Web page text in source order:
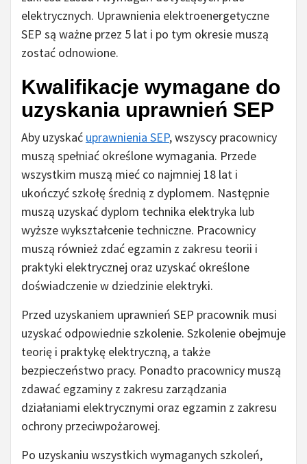
elektrycznych. Uprawnienia elektroenergetyczne
SEP są ważne przez 5 lat i po tym okresie muszą
zostać odnowione.
Kwalifikacje wymagane do
uzyskania uprawnień SEP
Aby uzyskać uprawnienia SEP, wszyscy pracownicy
muszą spełniać określone wymagania. Przede
wszystkim muszą mieć co najmniej 18 lat i
ukończyć szkołę średnią z dyplomem. Następnie
muszą uzyskać dyplom technika elektryka lub
wyższe wykształcenie techniczne. Pracownicy
muszą również zdać egzamin z zakresu teorii i
praktyki elektrycznej oraz uzyskać określone
doświadczenie w dziedzinie elektryki.
Przed uzyskaniem uprawnień SEP pracownik musi
uzyskać odpowiednie szkolenie. Szkolenie obejmuje
teorię i praktykę elektryczną, a także
bezpieczeństwo pracy. Ponadto pracownicy muszą
zdawać egzaminy z zakresu zarządzania
działaniami elektrycznymi oraz egzamin z zakresu
ochrony przeciwpożarowej.
Po uzyskaniu wszystkich wymaganych szkoleń,